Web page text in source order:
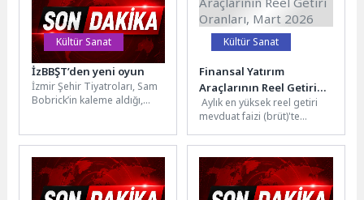
Kültür Sanat
İzBBŞT’den yeni oyun
İzmir Şehir Tiyatroları, Sam
Bobrick’in kaleme aldığı,
Kültür Sanat
Finansal Yatırım
Araçlarının Reel Getiri
Oranları, Mart 2026
Aylık en yüksek reel getiri
mevduat faizi (brüt)'te
getiri, yurt içi...